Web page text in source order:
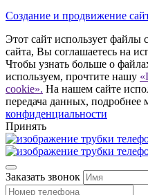
Создание и продвижение
Этот сайт использует
сайта, Вы соглашаетесь на
Чтобы узнать больше о
используем, прочтите нашу
cookie». На нашем сайте
передача данных, подробнее
конфиденциальности
Принять
Заказать звонок